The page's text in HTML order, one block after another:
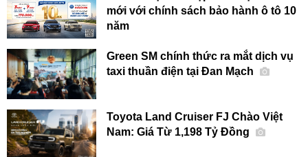
mới với chính sách bảo hành ô tô 10
năm
Green SM chính thức ra mắt dịch vụ
taxi thuần điện tại Đan Mạch
Toyota Land Cruiser FJ Chào Việt
Nam: Giá Từ 1,198 Tỷ Đồng